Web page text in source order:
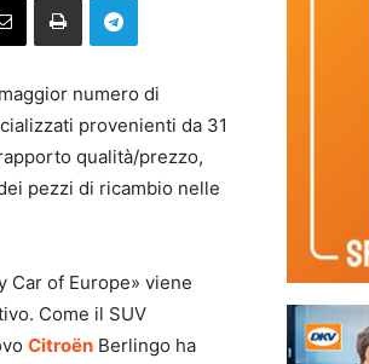
numero di
provenienti da 31
qualità/prezzo,
pezzi di ricambio nelle
Car of Europe» viene
Come il SUV
Citroën Berlingo ha